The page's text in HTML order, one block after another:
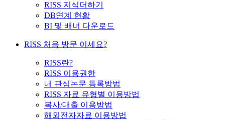
RISS 지식더하기
DB연계 현황
BI 및 배너 다운로드
RISS 처음 방문 이세요?
RISS란?
RISS 이용권한
내 관심논문 등록방법
RISS 자료 유형별 이용방법
복사/대출 이용방법
해외전자자료 이용방법